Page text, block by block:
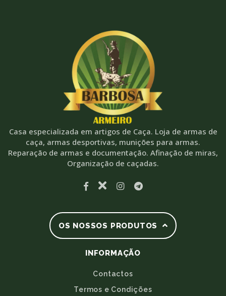
Casa especializada em artigos de Caça. Loja de armas de
caça, armas desportivas, munições para armas.
Reparação de armas e documentação. Afinação de miras,
Organização de caçadas.
OS NOSSOS PRODUTOS
INFORMAÇÃO
Contactos
Termos e Condições